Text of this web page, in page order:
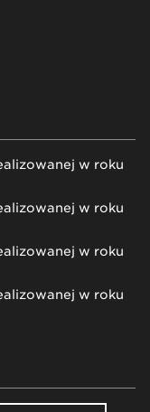
w roku
w roku
w roku
w roku